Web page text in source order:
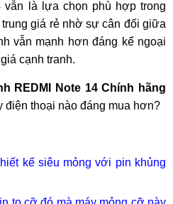
vẫn là lựa chọn phù hợp trong
giá rẻ nhờ sự cân đối giữa
vẫn mạnh hơn đáng kể ngoại
cạnh tranh.
REDMI Note 14 Chính hãng
điện thoại nào đáng mua hơn?
kế siêu mỏng với pin khủng